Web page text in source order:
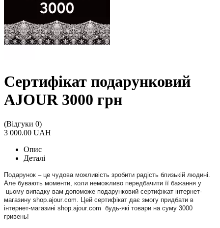
Сертифікат подарунковий
AJOUR 3000 грн
(Відгуки 0)
3 000.00 UAH
Опис
Деталі
Подарунок – це чудова можливість зробити радість близькій людині.
Але бувають моменти, коли неможливо передбачити її бажання у
цьому випадку вам допоможе подарунковий сертифікат інтернет-
магазину shop.ajour com
Цей сертифікат дає змогу придбати в
інтернет-магазині shop ajour com будь-які товари на суму 3000
гривень!